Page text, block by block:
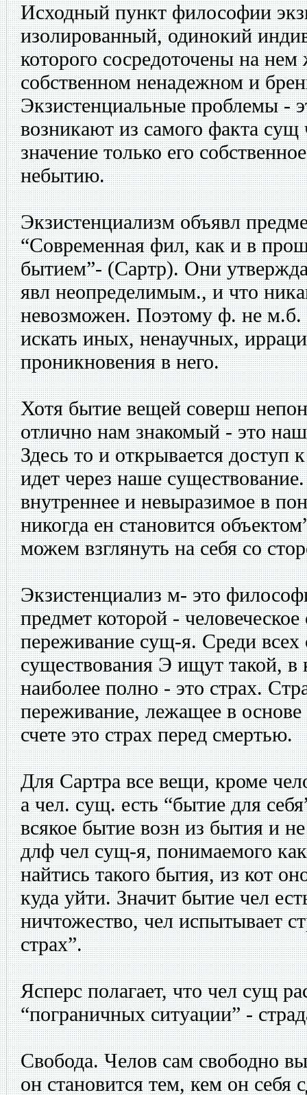
Исходный пункт философии
изолированный, одинокий
которого сосредоточены на
собственном ненадежном и
Экзистенциальные проблемы -
возникают из самого факта
значение только его
небытию.
Экзистенциализм объявл
“Современная фил, как и в
бытием”- (Сартр). Они
явл неопределимым., и что
невозможен. Поэтому ф. не
искать иных, ненаучных,
проникновения в него.
Хотя бытие вещей соверш
отлично нам знакомый - это
Здесь то и открывается доступ
идет через наше
внутреннее и невыразимое в
никогда ен становится
можем взглянуть на себя со
Экзистенциализ м- это
предмет которой -
переживание сущ-я. Среди всех
существования Э ищут такой,
наиболее полно - это страх.
переживание, лежащее в
счете это страх перед смертью.
Для Сартра все вещи, кроме
а чел. сущ. есть “бытие для
всякое бытие возн из бытия и
длф чел сущ-я, понимаемого
найтись такого бытия, из кот
куда уйти. Значит бытие чел
ничтожество, чел испытывает
страх”.
Ясперс полагает, что чел сущ
“пограничных ситуации” -
Свобода. Челов сам свободно
он становится тем, кем он себя